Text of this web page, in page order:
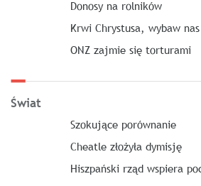
Donosy na rolników
Krwi Chrystusa, wybaw nas
ONZ zajmie się torturami
Świat
Szokujące porównanie
Cheatle złożyła dymisję
Hiszpański rząd wspiera